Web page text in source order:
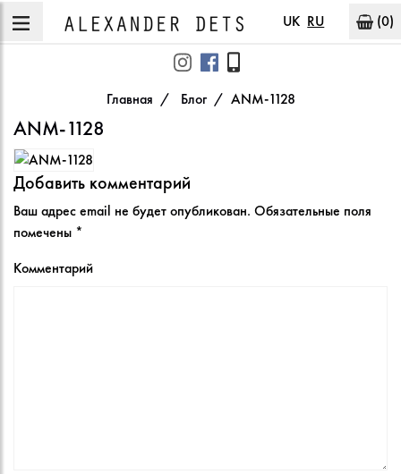
UK RU (0)
Главная Блог ANM-1128
ANM-1128
Добавить комментарий
Ваш адрес email не будет опубликован. Обязательные поля
помечены *
Комментарий